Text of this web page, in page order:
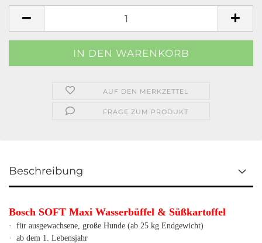
AUF DEN MERKZETTEL
FRAGE ZUM PRODUKT
Beschreibung
Bosch SOFT Maxi Wasserbüffel & Süßkartoffel
· für ausgewachsene, große Hunde (ab 25 kg Endgewicht)
· ab dem 1. Lebensjahr